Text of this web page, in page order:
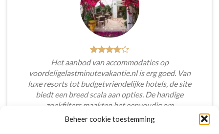
Beheer cookie toestemming
Het aanbod van accommodaties op
voordeligelastminutevakantie.nl is erg goed. Van
luxe resorts tot budgetvriendelijke hotels, de site
biedt een breed scala aan opties. De handige
zoekfilters maakten het eenvoudig om
accommodaties te vinden die aansluiten bij mijn